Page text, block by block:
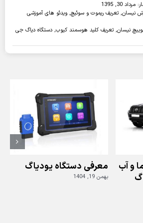
30, 1395
نیسان, تعریف ریموت و سوئیچ, ویدئو های آموزشی
نیسان, تعریف کلید هوسمند کیوب, دستگاه دیاگ جی
و آب
معرفی دستگاه یودیاگ
بهمن 19, 1404